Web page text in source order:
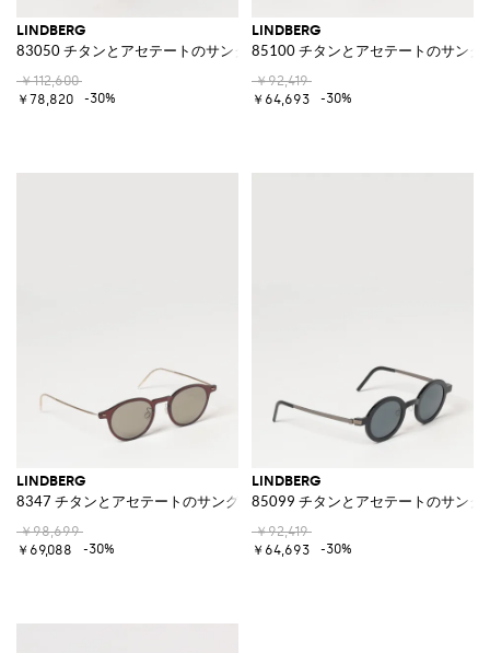
LINDBERG
83050 チタンとアセテートのサングラス
￥112,600
￥78,820
-30%
LINDBERG
85100 チタンとアセテートのサング
￥92,419
￥64,693
-30%
LINDBERG
8347 チタンとアセテートのサングラス
￥98,699
￥69,088
-30%
LINDBERG
85099 チタンとアセテートのサング
￥92,419
￥64,693
-30%